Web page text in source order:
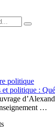
politique
politique :
…